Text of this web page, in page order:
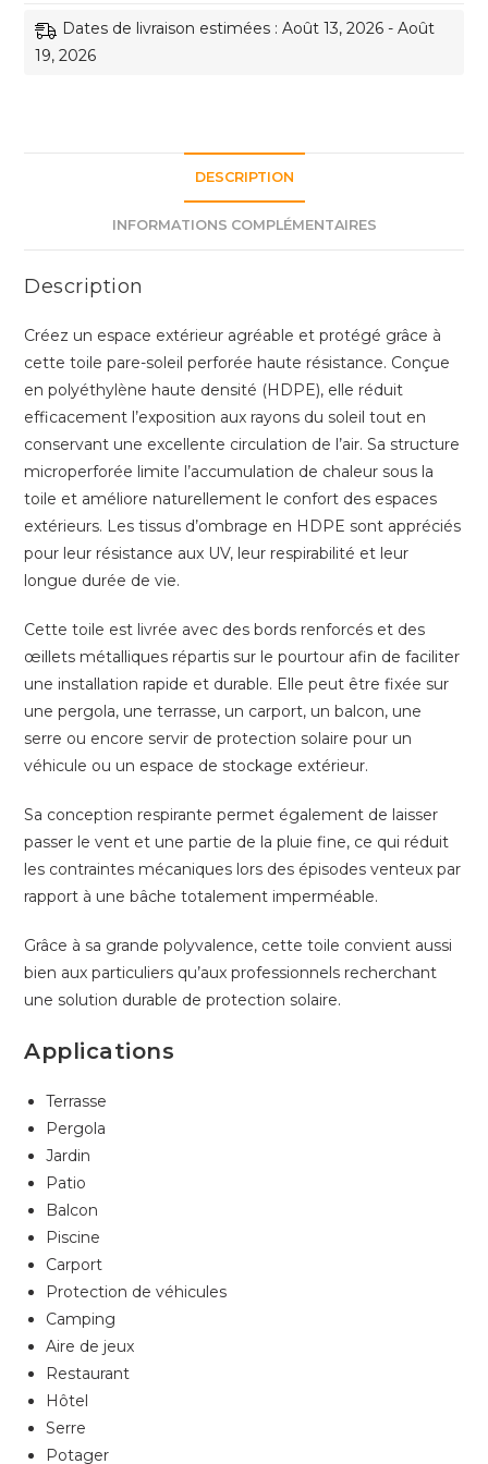
Pare-
Soleil
Respirant
pour
Jardin,
Véhicules
et
Pergolas
Dates de livraison estimées : Août 13, 2026 - Août
19, 2026
DESCRIPTION
INFORMATIONS COMPLÉMENTAIRES
Description
Créez un espace extérieur agréable et protégé grâce à
cette toile pare-soleil perforée haute résistance. Conçue
en polyéthylène haute densité (HDPE), elle réduit
efficacement l’exposition aux rayons du soleil tout en
conservant une excellente circulation de l’air. Sa structure
microperforée limite l’accumulation de chaleur sous la
toile et améliore naturellement le confort des espaces
extérieurs. Les tissus d’ombrage en HDPE sont appréciés
pour leur résistance aux UV, leur respirabilité et leur
longue durée de vie.
Cette toile est livrée avec des bords renforcés et des
œillets métalliques répartis sur le pourtour afin de faciliter
une installation rapide et durable. Elle peut être fixée sur
une pergola, une terrasse, un carport, un balcon, une
serre ou encore servir de protection solaire pour un
véhicule ou un espace de stockage extérieur.
Sa conception respirante permet également de laisser
passer le vent et une partie de la pluie fine, ce qui réduit
les contraintes mécaniques lors des épisodes venteux par
rapport à une bâche totalement imperméable.
Grâce à sa grande polyvalence, cette toile convient aussi
bien aux particuliers qu’aux professionnels recherchant
une solution durable de protection solaire.
Applications
Terrasse
Pergola
Jardin
Patio
Balcon
Piscine
Carport
Protection de véhicules
Camping
Aire de jeux
Restaurant
Hôtel
Serre
Potager